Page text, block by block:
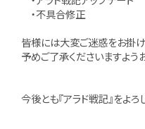
・不具合修正
皆様には大変ご迷惑をお掛け
予めご了承くださいますよう
今後とも『アラド戦記』をよろ